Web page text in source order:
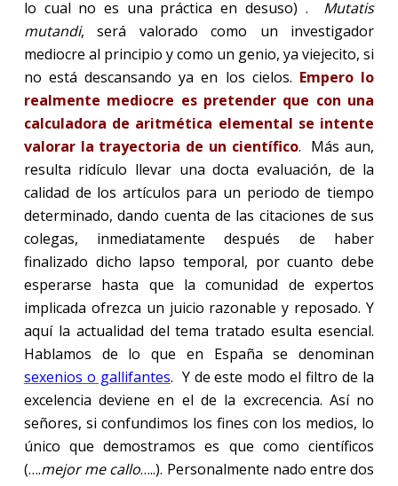
lo cual no es una práctica en desuso) . Mutatis
mutandi, será valorado como un investigador
mediocre al principio y como un genio, ya viejecito, si
no está descansando ya en los cielos. Empero lo
realmente mediocre es pretender que con una
calculadora de aritmética elemental se intente
valorar la trayectoria de un científico. Más aun,
resulta ridículo llevar una docta evaluación, de la
calidad de los artículos para un periodo de tiempo
determinado, dando cuenta de las citaciones de sus
colegas, inmediatamente después de haber
finalizado dicho lapso temporal, por cuanto debe
esperarse hasta que la comunidad de expertos
implicada ofrezca un juicio razonable y reposado. Y
aquí la actualidad del tema tratado esulta esencial.
Hablamos de lo que en España se denominan
sexenios o gallifantes. Y de este modo el filtro de la
excelencia deviene en el de la excrecencia. Así no
señores, si confundimos los fines con los medios, lo
único que demostramos es que como científicos
(….mejor me callo…..). Personalmente nado entre dos